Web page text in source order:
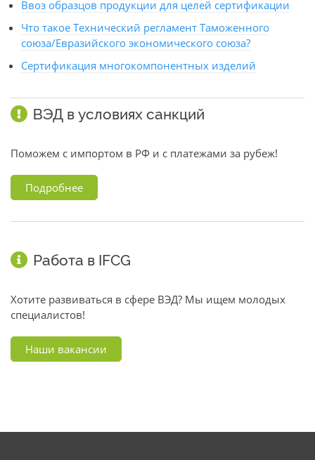
Ввоз образцов продукции для целей сертификации
Что такое Технический регламент Таможенного
союза/Евразийского экономического союза?
Сертификация многокомпонентных изделий
ВЭД в условиях санкций
Поможем с импортом в РФ и с платежами за рубеж!
Подробнее
Работа в IFCG
Хотите развиваться в сфере ВЭД? Мы ищем молодых
специалистов!
Наши вакансии